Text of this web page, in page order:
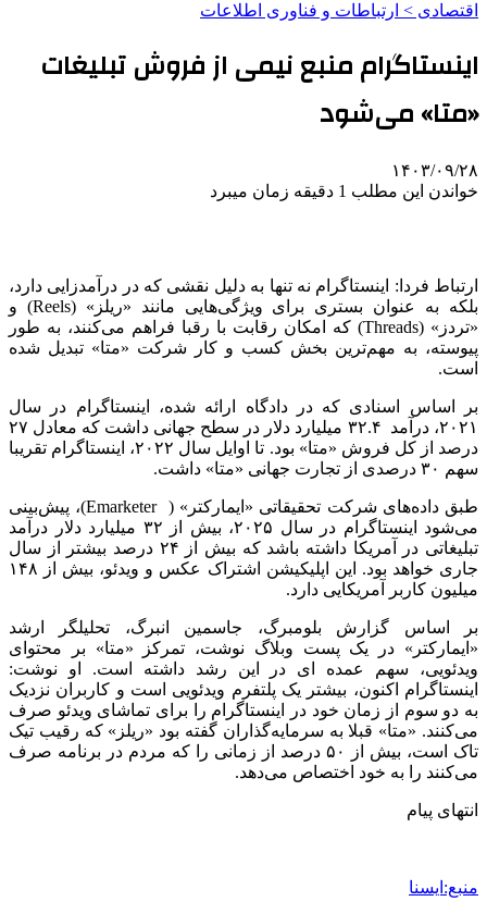
اقتصادی > ارتباطات و فناوری اطلاعات
اینستاگرام منبع نیمی از فروش تبلیغات
«متا» می‌شود
۱۴۰۳/۰۹/۲۸
خواندن این مطلب 1 دقیقه زمان میبرد
ارتباط فردا: اینستاگرام نه تنها به دلیل نقشی که در درآمدزایی دارد،
بلکه به عنوان بستری برای ویژگی‌هایی مانند «ریلز» (Reels) و
«تردز» (Threads) که امکان رقابت با رقبا فراهم می‌کنند، به طور
پیوسته، به مهم‌ترین بخش کسب و کار شرکت «متا» تبدیل شده
است.
بر اساس اسنادی که در دادگاه ارائه شده، اینستاگرام در سال
۲۰۲۱، درآمد ۳۲.۴ میلیارد دلار در سطح جهانی داشت که معادل ۲۷
درصد از کل فروش «متا» بود. تا اوایل سال ۲۰۲۲، اینستاگرام تقریبا
سهم ۳۰ درصدی از تجارت جهانی «متا» داشت.
طبق داده‌های شرکت تحقیقاتی «ایمارکتر» ( Emarketer)، پیش‌بینی
می‌شود اینستاگرام در سال ۲۰۲۵، بیش از ۳۲ میلیارد دلار درآمد
تبلیغاتی در آمریکا داشته باشد که بیش از ۲۴ درصد بیشتر از سال
جاری خواهد بود. این اپلیکیشن اشتراک عکس و ویدئو، بیش از ۱۴۸
میلیون کاربر آمریکایی دارد.
بر اساس گزارش بلومبرگ، جاسمین انبرگ، تحلیلگر ارشد
«ایمارکتر» در یک پست وبلاگ نوشت، تمرکز «متا» بر محتوای
ویدئویی، سهم عمده ای در این رشد داشته است. او نوشت:
اینستاگرام اکنون، بیشتر یک پلتفرم ویدئویی است و کاربران نزدیک
به دو سوم از زمان خود در اینستاگرام را برای تماشای ویدئو صرف
می‌کنند. «متا» قبلا به سرمایه‌گذاران گفته بود «ریلز» که رقیب تیک
تاک است، بیش از ۵۰ درصد از زمانی را که مردم در برنامه صرف
می‌کنند را به خود اختصاص می‌دهد.
انتهای پیام
منبع:ایسنا